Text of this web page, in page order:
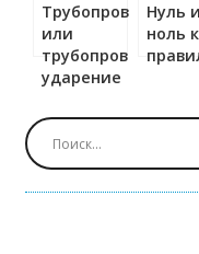
Трубопровод
или
трубопровод
ударение
Нуль
ноль